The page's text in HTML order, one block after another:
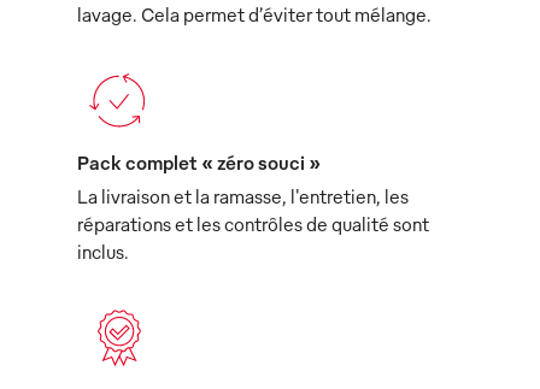
lavage. Cela permet d’éviter tout mélange.
Pack complet « zéro souci »
La livraison et la ramasse, l'entretien, les
réparations et les contrôles de qualité sont
inclus.